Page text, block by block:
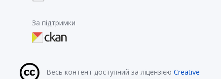
За підтримки
Весь контент доступний за ліцензією Creative